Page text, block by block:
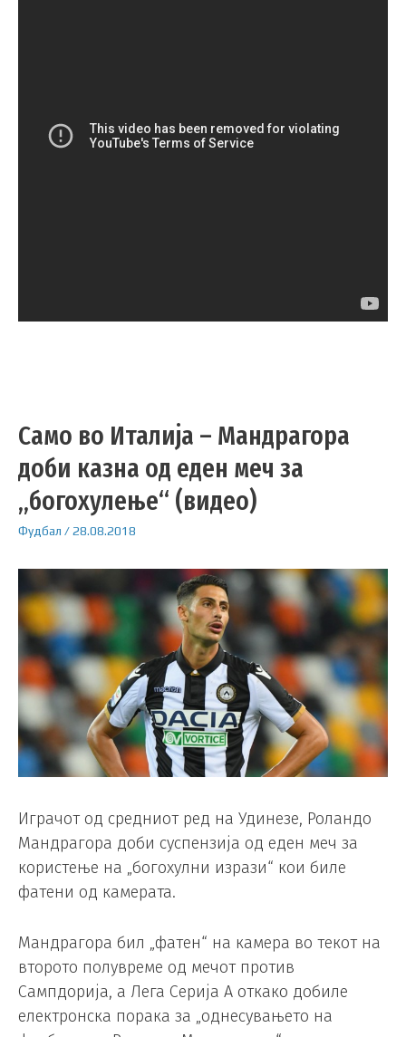
Само во Италија – Мандрагора
доби казна од еден меч за
„богохулење“ (видео)
Фудбал /28.08.2018
Играчот од средниот ред на Удинезе, Роландо
Мандрагора доби суспензија од еден меч за
користење на „богохулни изрази“ кои биле
фатени од камерата.
Мандрагора бил „фатен“ на камера во текот на
второто полувреме од мечот против
Сампдорија, а Лега Серија А откако добиле
електронска порака за „однесувањето на